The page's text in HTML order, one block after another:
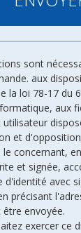
sont
aux
la loi 78-17 du
aux
et
le concernant,
et signée,
d'identité avec
précisant
envoyée.
exercer ce